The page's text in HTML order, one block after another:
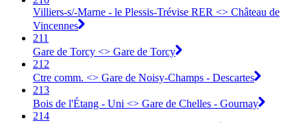
Villiers-s/-Marne - le Plessis-Trévise RER <> Château de
Vincennes
211
Gare de Torcy <> Gare de Torcy
212
Ctre comm. <> Gare de Noisy-Champs - Descartes
213
Bois de l'Étang - Uni <> Gare de Chelles - Gournay
214